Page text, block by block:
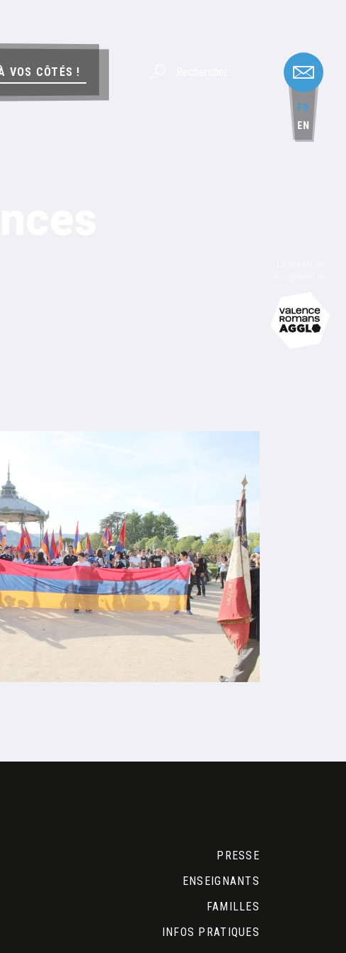
VOS CÔTÉS !
FR
EN
PRESSE
ENSEIGNANTS
FAMILLES
INFOS PRATIQUES